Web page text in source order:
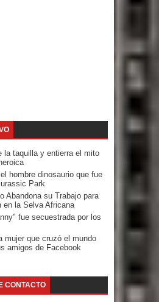
la taquilla y entierra el mito
hombre dinosaurio que fue
Park
Abandona su Trabajo para
en la Selva Africana
fue secuestrada por los
mujer que cruzó el mundo
amigos de Facebook
CONTACTO